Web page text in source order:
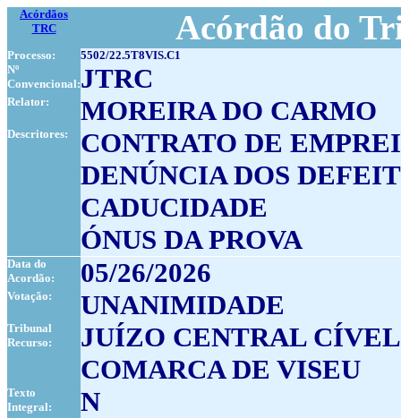
Acórdãos
TRC
Acórdão do
Processo:
5502/22.5T8VIS.C1
Nº
Convencional:JTRC
Relator: MOREIRA DO CARMO
Descritores:
CONTRATO DE
DENÚNCIA DOS
CADUCIDADE
ÓNUS DA PROVA
Data do
Acordão:
05/26/2026
Votação: UNANIMIDADE
Tribunal
Recurso:
JUÍZO CENTRAL
COMARCA DE VISEU
Texto
Integral:
N